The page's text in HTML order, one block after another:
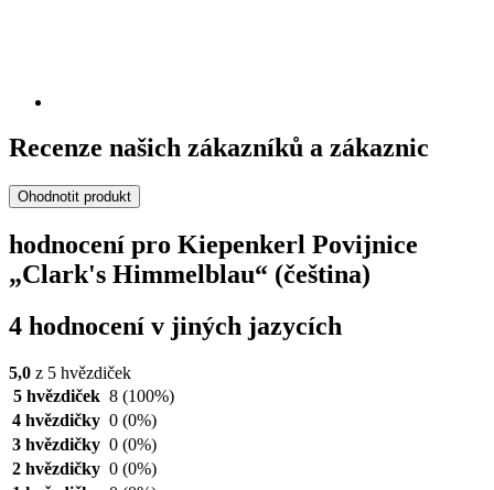
Recenze našich zákazníků a zákaznic
Ohodnotit produkt
hodnocení pro Kiepenkerl Povijnice
„Clark's Himmelblau“ (čeština)
4 hodnocení v jiných jazycích
5,0 z 5 hvězdiček
5 hvězdiček 8 (100%)
4 hvězdičky 0 (0%)
3 hvězdičky 0 (0%)
2 hvězdičky 0 (0%)